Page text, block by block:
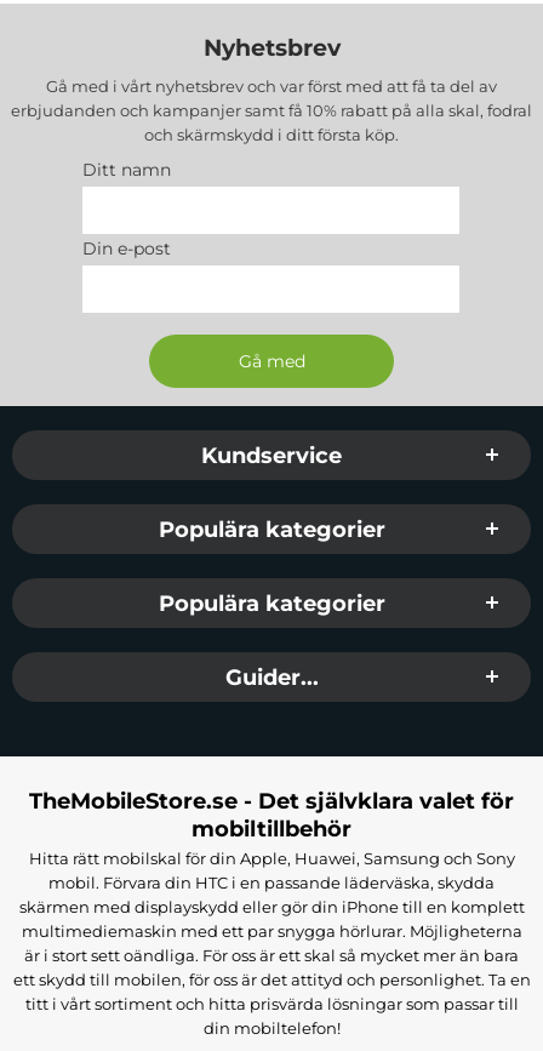
Nyhetsbrev
Gå med i vårt nyhetsbrev och var först med att få ta del av
erbjudanden och kampanjer samt få 10% rabatt på alla skal, fodral
och skärmskydd i ditt första köp.
Ditt namn
Din e-post
Sidfot Blandad info och länkar
Kundservice
Populära kategorier
Populära kategorier
Guider...
TheMobileStore.se - Det självklara valet för
mobiltillbehör
Hitta rätt mobilskal för din Apple, Huawei, Samsung och Sony
mobil. Förvara din HTC i en passande läderväska, skydda
skärmen med displayskydd eller gör din iPhone till en komplett
multimediemaskin med ett par snygga hörlurar. Möjligheterna
är i stort sett oändliga. För oss är ett skal så mycket mer än bara
ett skydd till mobilen, för oss är det attityd och personlighet. Ta en
titt i vårt sortiment och hitta prisvärda lösningar som passar till
din mobiltelefon!